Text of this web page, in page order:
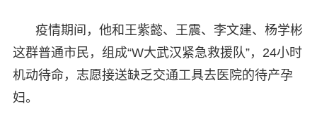
疫情期间，他和王紫懿、王震、李文建、杨学彬
这群普通市民，组成“W大武汉紧急救援队”，24小时
机动待命，志愿接送缺乏交通工具去医院的待产孕
妇。